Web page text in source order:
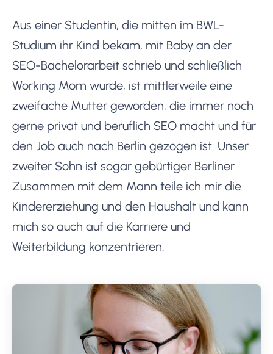
Aus einer Studentin, die mitten im BWL-
Studium ihr Kind bekam, mit Baby an der
SEO-Bachelorarbeit schrieb und schließlich
Working Mom wurde, ist mittlerweile eine
zweifache Mutter geworden, die immer noch
gerne privat und beruflich SEO macht und für
den Job auch nach Berlin gezogen ist. Unser
zweiter Sohn ist sogar gebürtiger Berliner.
Zusammen mit dem Mann teile ich mir die
Kindererziehung und den Haushalt und kann
mich so auch auf die Karriere und
Weiterbildung konzentrieren.